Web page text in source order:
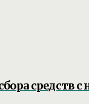
средств с